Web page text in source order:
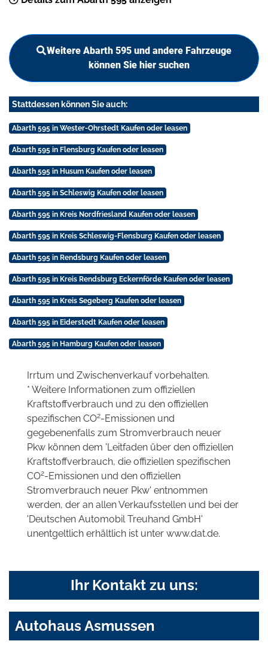
Weitere Abarth 595 und andere Fahrzeuge
können Sie hier suchen
Stattdessen können Sie auch:
Abarth 595 in Wester-Ohrstedt Kaufen oder leasen
Abarth 595 in Flensburg Kaufen oder leasen
Abarth 595 in Husum Kaufen oder leasen
Abarth 595 in Schleswig Kaufen oder leasen
Abarth 595 in Kreis Nordfriesland Kaufen oder leasen
Abarth 595 in Kreis Schleswig-Flensburg Kaufen oder leasen
Abarth 595 in Rendsburg Kaufen oder leasen
Abarth 595 in Kreis Rendsburg Eckernförde Kaufen oder leasen
Abarth 595 in Kreis Segeberg Kaufen oder leasen
Abarth 595 in Eiderstedt Kaufen oder leasen
Abarth 595 in Hamburg Kaufen oder leasen
Irrtum und Zwischenverkauf vorbehalten.
* Weitere Informationen zum offiziellen
Kraftstoffverbrauch und zu den offiziellen
spezifischen CO2-Emissionen und
gegebenenfalls zum Stromverbrauch neuer
Pkw können dem 'Leitfaden über den offiziellen
Kraftstoffverbrauch, die offiziellen spezifischen
CO2-Emissionen und den offiziellen
Stromverbrauch neuer Pkw' entnommen
werden, der an allen Verkaufsstellen und bei der
'Deutschen Automobil Treuhand GmbH'
unentgeltlich erhältlich ist unter www.dat.de.
Ihr Kontakt zu uns:
Autohaus Asmussen